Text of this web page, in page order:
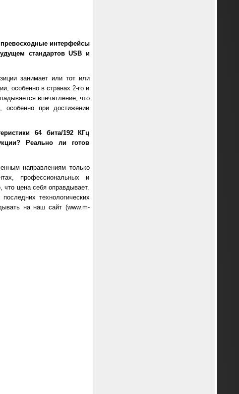
интерфейсы
стандартов USB и
занимает или тот или
особенно в странах 2-го и
впечатление, что
особенно при достижении
64 бита/192 КГц
Реально ли готов
направлениям только
профессиональных и
цена себя оправдывает.
технологических
на наш сайт (www.m-